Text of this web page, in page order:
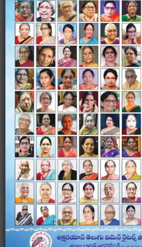
Awards
none
Novels
none
Stories
none
Translations
none
Publications
none